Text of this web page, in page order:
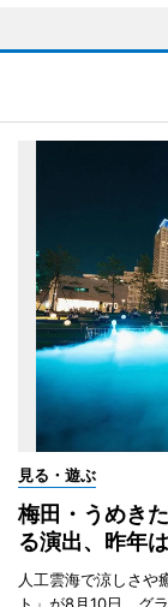
見る・遊ぶ
梅田・うめき
る演出、昨年
人工雲海で涼しさや
ト」が8月10日、グ